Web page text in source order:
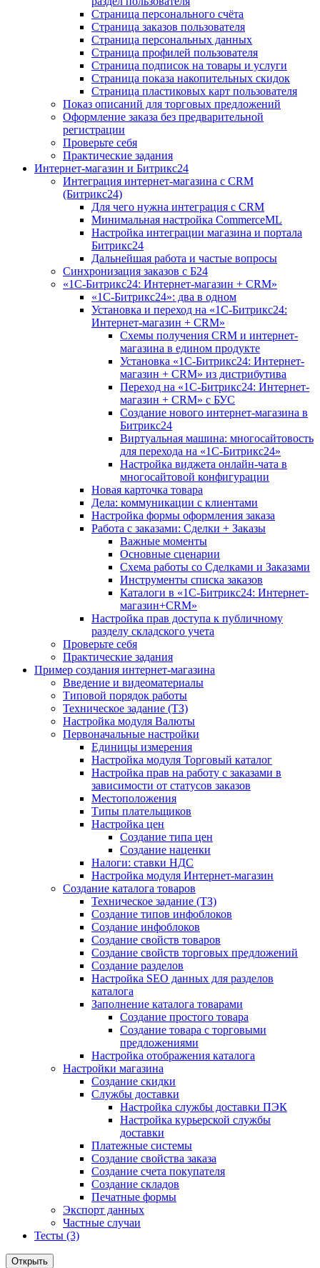
Страница персонального счёта
Страница заказов пользователя
Страница персональных данных
Страница профилей пользователя
Страница подписок на товары и услуги
Страница показа накопительных скидок
Страница пластиковых карт пользователя
Показ описаний для торговых предложений
Оформление заказа без предварительной
регистрации
Проверьте себя
Практические задания
Интернет-магазин и Битрикс24
Интеграция интернет-магазина с CRM
(Битрикс24)
Для чего нужна интеграция с CRM
Минимальная настройка CommerceML
Настройка интеграции магазина и портала
Битрикс24
Дальнейшая работа и частые вопросы
Синхронизация заказов с Б24
«1С-Битрикс24: Интернет-магазин + CRM»
«1С-Битрикс24»: два в одном
Установка и переход на «1С-Битрикс24:
Интернет-магазин + CRM»
Схемы получения CRM и интернет-
магазина в едином продукте
Установка «1С-Битрикс24: Интернет-
магазин + CRM» из дистрибутива
Переход на «1С-Битрикс24: Интернет-
магазин + CRM» с БУС
Создание нового интернет-магазина в
Битрикс24
Виртуальная машина: многосайтовость
для перехода на «1С-Битрикс24»
Настройка виджета онлайн-чата в
многосайтовой конфигурации
Новая карточка товара
Дела: коммуникации с клиентами
Настройка формы оформления заказа
Работа с заказами: Сделки + Заказы
Важные моменты
Основные сценарии
Схема работы со Сделками и Заказами
Инструменты списка заказов
Каталоги в «1С-Битрикс24: Интернет-
магазин+CRM»
Настройка прав доступа к публичному
разделу складского учета
Проверьте себя
Практические задания
Пример создания интернет-магазина
Введение и видеоматериалы
Типовой порядок работы
Техническое задание (ТЗ)
Настройка модуля Валюты
Первоначальные настройки
Единицы измерения
Настройка модуля Торговый каталог
Настройка прав на работу с заказами в
зависимости от статусов заказов
Местоположения
Типы плательщиков
Настройка цен
Создание типа цен
Создание наценки
Налоги: ставки НДС
Настройка модуля Интернет-магазин
Создание каталога товаров
Техническое задание (ТЗ)
Создание типов инфоблоков
Создание инфоблоков
Создание свойств товаров
Создание свойств торговых предложений
Создание разделов
Настройка SEO данных для разделов
каталога
Заполнение каталога товарами
Создание простого товара
Создание товара с торговыми
предложениями
Настройка отображения каталога
Настройки магазина
Создание скидки
Службы доставки
Настройка службы доставки ПЭК
Настройка курьерской службы
доставки
Платежные системы
Создание свойства заказа
Создание счета покупателя
Создание складов
Печатные формы
Экспорт данных
Частные случаи
Тесты (3)
Открыть